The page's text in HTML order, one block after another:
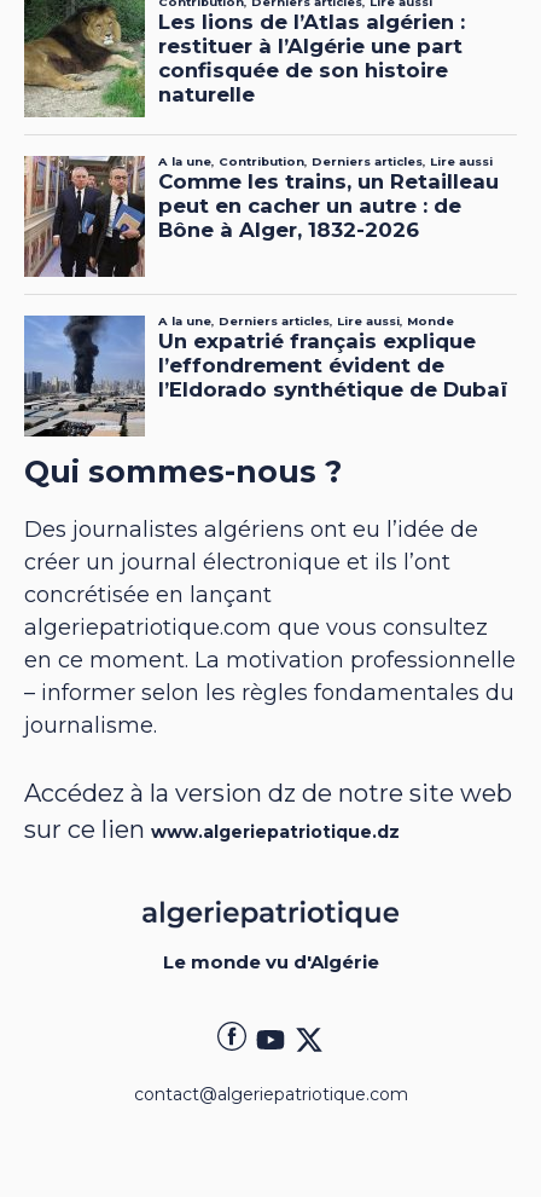
Qui sommes-nous ?
Des journalistes algériens ont eu l’idée de
créer un journal électronique et ils l’ont
concrétisée en lançant
algeriepatriotique.com que vous consultez
en ce moment. La motivation professionnelle
– informer selon les règles fondamentales du
journalisme.
Accédez à la version dz de notre site web
sur ce lien www.algeriepatriotique.dz
Le monde vu d'Algérie
contact@algeriepatriotique.com